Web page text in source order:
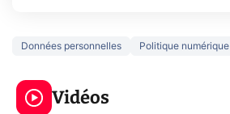
Données personnelles Politique numérique
Vidéos
5 générations de
jeux dans la
prochaine Xbox !